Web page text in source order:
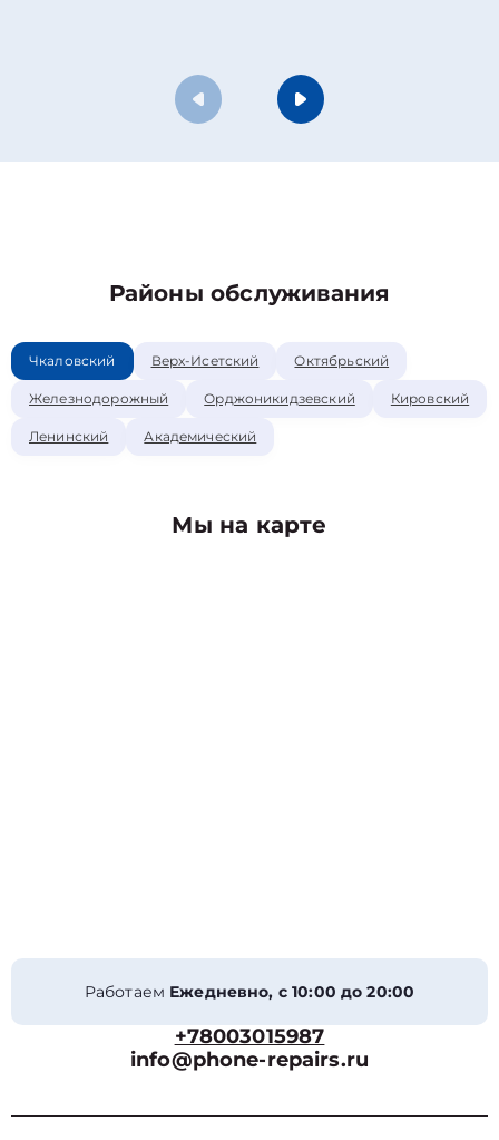
Районы обслуживания
Чкаловский Верх-Исетский Октябрьский
Железнодорожный Орджоникидзевский Кировский
Ленинский Академический
Мы на карте
Работаем Ежедневно, с 10:00 до 20:00
+78003015987
info@phone-repairs.ru